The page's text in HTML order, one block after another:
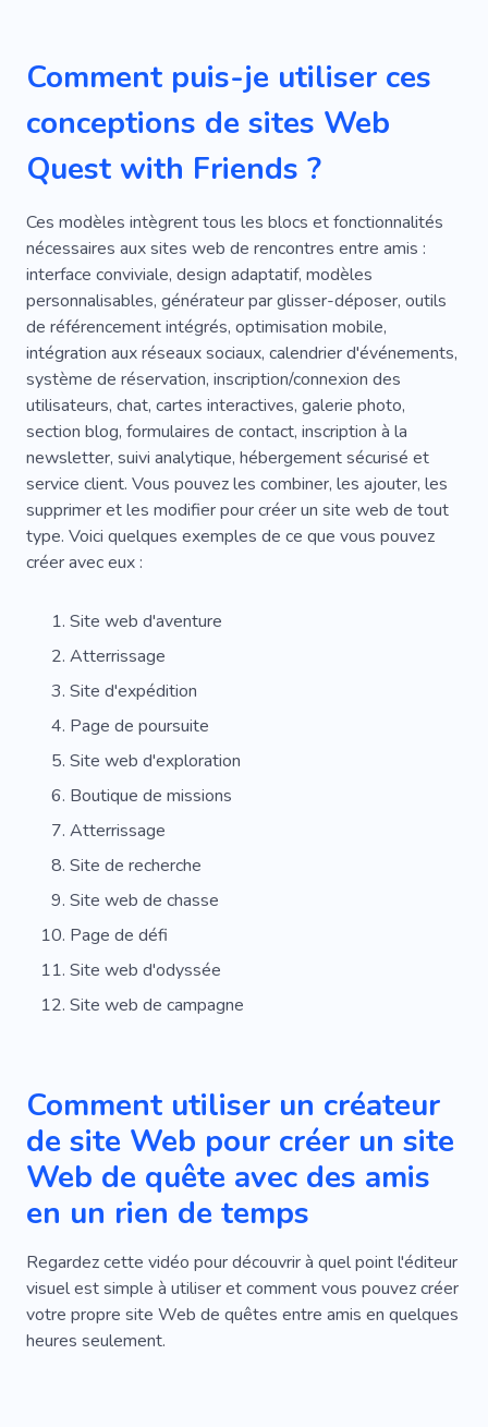
Comment puis-je utiliser ces
conceptions de sites Web
Quest with Friends ?
Ces modèles intègrent tous les blocs et fonctionnalités
nécessaires aux sites web de rencontres entre amis :
interface conviviale, design adaptatif, modèles
personnalisables, générateur par glisser-déposer, outils
de référencement intégrés, optimisation mobile,
intégration aux réseaux sociaux, calendrier d'événements,
système de réservation, inscription/connexion des
utilisateurs, chat, cartes interactives, galerie photo,
section blog, formulaires de contact, inscription à la
newsletter, suivi analytique, hébergement sécurisé et
service client. Vous pouvez les combiner, les ajouter, les
supprimer et les modifier pour créer un site web de tout
type. Voici quelques exemples de ce que vous pouvez
créer avec eux :
Site web d'aventure
Atterrissage
Site d'expédition
Page de poursuite
Site web d'exploration
Boutique de missions
Atterrissage
Site de recherche
Site web de chasse
Page de défi
Site web d'odyssée
Site web de campagne
Comment utiliser un créateur
de site Web pour créer un site
Web de quête avec des amis
en un rien de temps
Regardez cette vidéo pour découvrir à quel point l'éditeur
visuel est simple à utiliser et comment vous pouvez créer
votre propre site Web de quêtes entre amis en quelques
heures seulement.